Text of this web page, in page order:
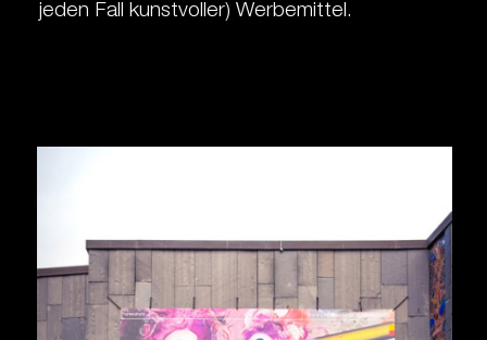
jeden Fall kunstvoller) Werbemittel.